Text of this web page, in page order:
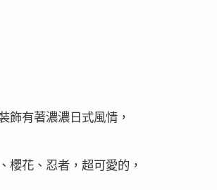
飾有著濃濃日式風情，
櫻花、忍者，超可愛的，